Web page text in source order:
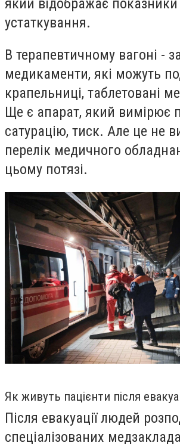
який відображає показники
устаткування.
В терапевтичному вагоні -
медикаменти, які можуть
крапельниці, таблетовані
Ще є апарат, який вимірює
сатурацію, тиск. Але це не
перелік медичного
цьому потязі.
Як живуть пацієнти після
Після евакуації людей
спеціалізованих